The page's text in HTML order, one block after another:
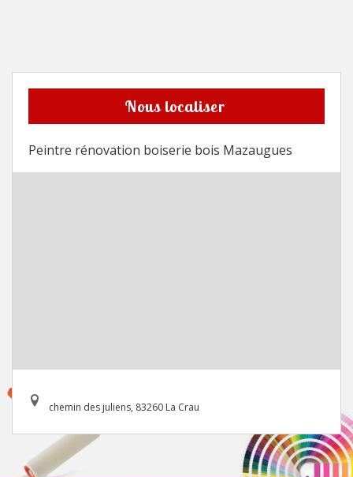
Nous localiser
Peintre rénovation boiserie bois Mazaugues
chemin des juliens, 83260 La Crau